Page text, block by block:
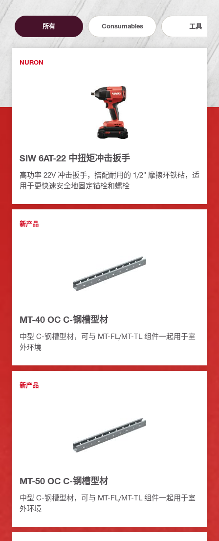
所有 Consumables 工具
NURON
SIW 6AT-22 中扭矩冲击扳手
高功率 22V 冲击扳手，搭配耐用的 1/2" 摩擦环铁砧，适
用于更快速安全地固定锚栓和螺栓
新产品
MT-40 OC C-钢槽型材
中型 C-钢槽型材，可与 MT-FL/MT-TL 组件一起用于室
外环境
新产品
MT-50 OC C-钢槽型材
中型 C-钢槽型材，可与 MT-FL/MT-TL 组件一起用于室
外环境